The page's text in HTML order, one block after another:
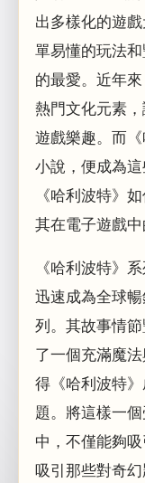
出多樣化的遊
單易懂的玩法
的最愛。近年
熱門文化元素
遊戲樂趣。而
小說，便成為
《哈利波特》
其在電子遊戲中
《哈利波特》
迅速成為全球
列。其故事情
了一個充滿魔
得《哈利波特
題。將這樣一
中，不僅能夠
吸引那些對奇幻